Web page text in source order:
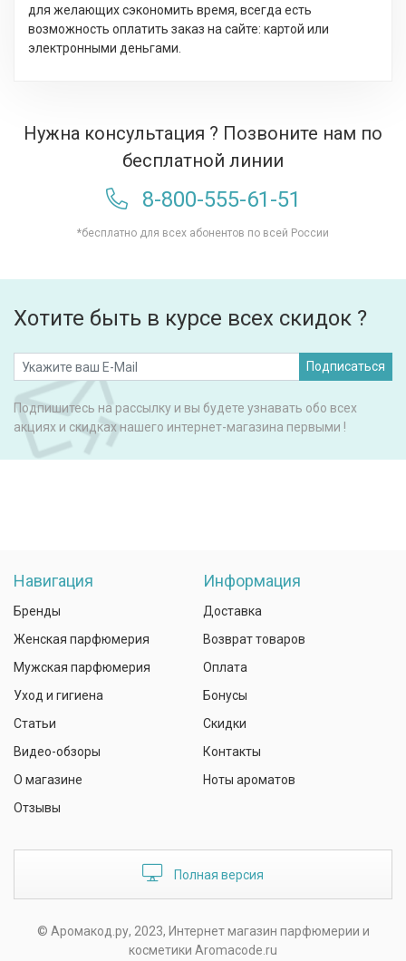
для желающих сэкономить время, всегда есть
возможность оплатить заказ на сайте: картой или
электронными деньгами.
Нужна консультация ? Позвоните нам по
бесплатной линии
8-800-555-61-51
*бесплатно для всех абонентов по всей России
Хотите быть в курсе всех скидок ?
Подписаться
Подпишитесь на рассылку и вы будете узнавать обо всех
акциях и скидках нашего интернет-магазина первыми !
Навигация
Бренды
Женская парфюмерия
Мужская парфюмерия
Уход и гигиена
Статьи
Видео-обзоры
О магазине
Отзывы
Информация
Доставка
Возврат товаров
Оплата
Бонусы
Скидки
Контакты
Ноты ароматов
Полная версия
© Аромакод.ру, 2023, Интернет магазин парфюмерии и
косметики Aromacode.ru